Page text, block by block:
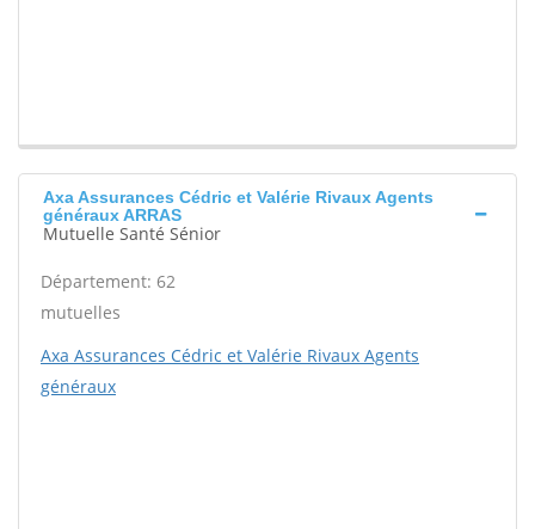
Axa Assurances Cédric et Valérie Rivaux Agents
généraux ARRAS
Mutuelle Santé Sénior
Département: 62
mutuelles
Axa Assurances Cédric et Valérie Rivaux Agents
généraux